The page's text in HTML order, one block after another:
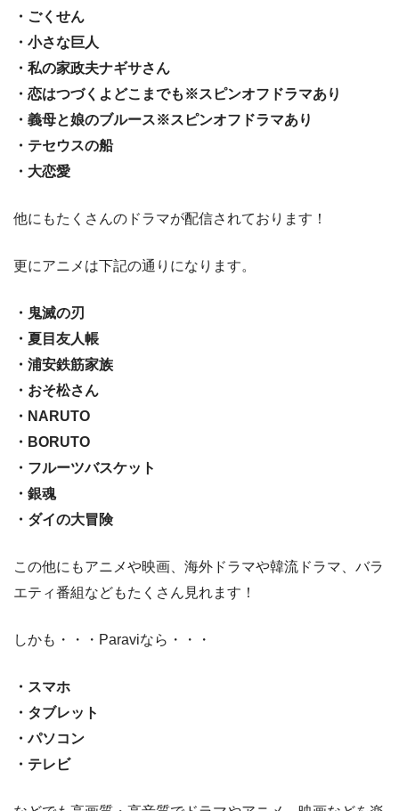
・ごくせん
・小さな巨人
・私の家政夫ナギサさん
・恋はつづくよどこまでも※スピンオフドラマあり
・義母と娘のブルース※スピンオフドラマあり
・テセウスの船
・大恋愛
他にもたくさんのドラマが配信されております！
更にアニメは下記の通りになります。
・鬼滅の刃
・夏目友人帳
・浦安鉄筋家族
・おそ松さん
・NARUTO
・BORUTO
・フルーツバスケット
・銀魂
・ダイの大冒険
この他にもアニメや映画、海外ドラマや韓流ドラマ、バラ
エティ番組などもたくさん見れます！
しかも・・・Paraviなら・・・
・スマホ
・タブレット
・パソコン
・テレビ